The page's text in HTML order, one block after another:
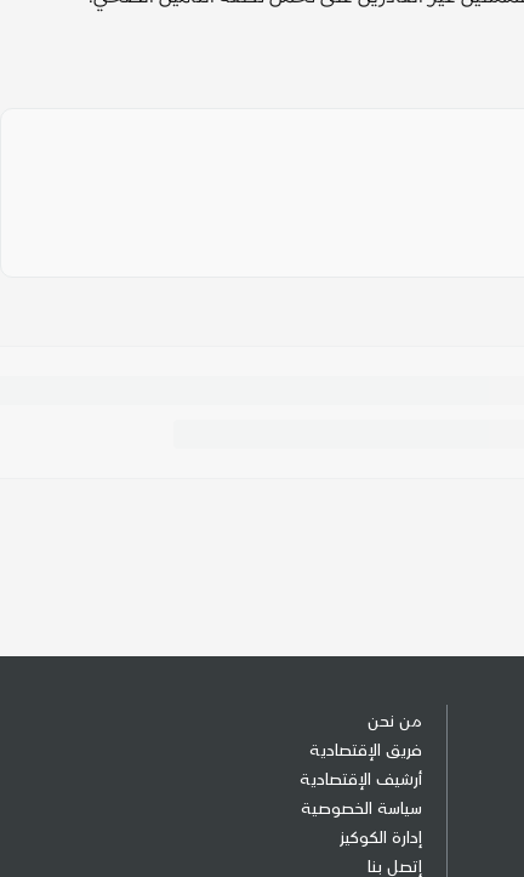
من نحن
فريق الإقتصادية
أرشيف الإقتصادية
سياسة الخصوصية
إدارة الكوكيز
إتصل بنا